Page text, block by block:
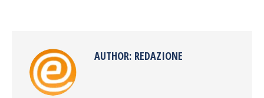
AUTHOR: REDAZIONE